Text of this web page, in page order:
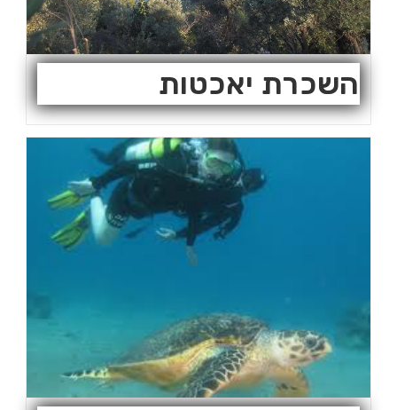
השכרת יאכטות